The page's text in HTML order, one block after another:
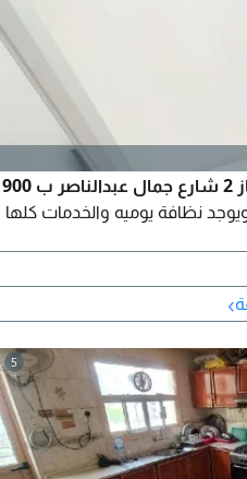
متاح بارتشن لشاب في المجاز 2 شارع جمال عبدالناصر ب 900
نظافة يوميه والخدمات كلها
›
5